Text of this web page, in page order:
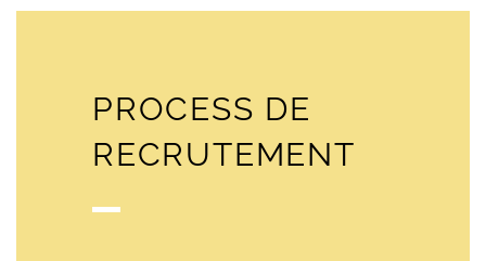
PROCESS DE
RECRUTEMENT